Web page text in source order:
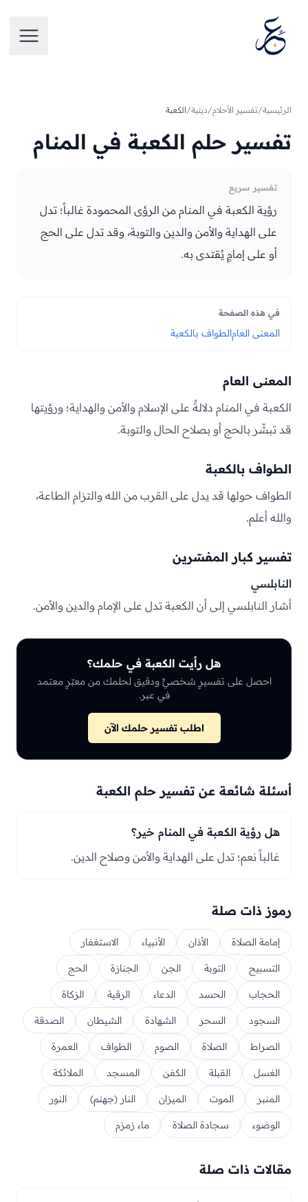
فتح
الرئيسية/تفسير الأحلام/دينية/الكعبة
تفسير حلم الكعبة في المنام
تفسير سريع
رؤية الكعبة في المنام من الرؤى المحمودة غالباً؛ تدل
على الهداية والأمن والدين والتوبة، وقد تدل على الحج
أو على إمامٍ يُقتدى به.
في هذه الصفحة
المعنى العامالطواف بالكعبة
المعنى العام
الكعبة في المنام دلالةٌ على الإسلام والأمن والهداية؛ ورؤيتها
قد تبشّر بالحج أو بصلاح الحال والتوبة.
الطواف بالكعبة
الطواف حولها قد يدل على القرب من الله والتزام الطاعة،
والله أعلم.
تفسير كبار المفسّرين
النابلسي
أشار النابلسي إلى أن الكعبة تدل على الإمام والدين والأمن.
هل رأيت الكعبة في حلمك؟
احصل على تفسيرٍ شخصيٍّ ودقيق لحلمك من معبّرٍ معتمد
في عبر.
اطلب تفسير حلمك الآن
أسئلة شائعة عن تفسير حلم الكعبة
هل رؤية الكعبة في المنام خير؟
غالباً نعم؛ تدل على الهداية والأمن وصلاح الدين.
رموز ذات صلة
إمامة الصلاة الأذان الأنبياء الاستغفار
التسبيح التوبة الجن الجنازة الحج
الحجاب الحسد الدعاء الرقية الزكاة
السجود السحر الشهادة الشيطان الصدقة
الصراط الصلاة الصوم الطواف العمرة
الغسل القبلة الكفن المسجد الملائكة
المنبر الموت الميزان النار (جهنم) النور
الوضوء سجادة الصلاة ماء زمزم
مقالات ذات صلة